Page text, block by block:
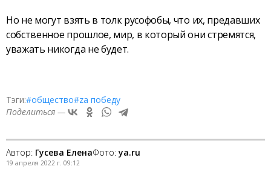
Но не могут взять в толк русофобы, что их, предавших
собственное прошлое, мир, в который они стремятся,
уважать никогда не будет.
Тэги:#общество#zа победу
Поделиться —
Автор: Гусева ЕленаФото: ya.ru
19 апреля 2022 г. 09:12